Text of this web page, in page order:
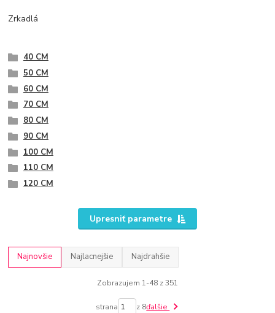
Zrkadlá
40 CM
50 CM
60 CM
70 CM
80 CM
90 CM
100 CM
110 CM
120 CM
Upresniť parametre
Najnovšie Najlacnejšie Najdrahšie
Zobrazujem 1-48 z 351
strana z 8ďalšie